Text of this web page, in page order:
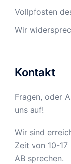
Vollpfosten
Wir
Kontakt
Fragen, oder
uns auf!
Wir sind
Zeit von 10-
AB sprechen.